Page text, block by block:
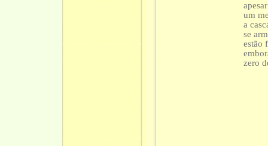
um
a
se
estão
zero